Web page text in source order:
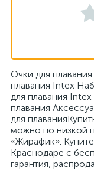
Очки для
плавания Intex
для плавания
плавания
для
можно по низкой
«Жирафик».
Краснодаре с
гарантия,